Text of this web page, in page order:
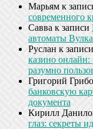
Марьям к
современного
Савва к записи
автоматы
Руслан к записи
казино
разумно
Григорий
банковскую
документа
Кирилл
глаз: секреты